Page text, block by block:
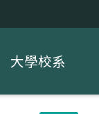
大學校系